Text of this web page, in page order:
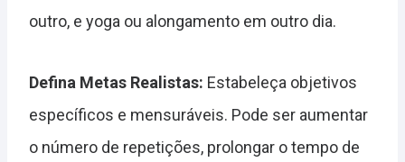
outro, e yoga ou alongamento em outro dia.
Defina Metas Realistas: Estabeleça objetivos
específicos e mensuráveis. Pode ser aumentar
o número de repetições, prolongar o tempo de